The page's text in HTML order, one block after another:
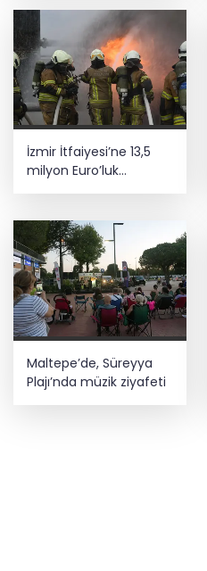
İzmir İtfaiyesi’ne 13,5
milyon Euro’luk
teknoloji yatırımı
Maltepe’de, Süreyya
Plajı’nda müzik ziyafeti